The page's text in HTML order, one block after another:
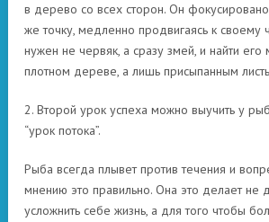
в дерево со всех сторон. Он
же точку, медленно продвигаясь к своему
нужен не червяк, а сразу змей, и найти
плотном дереве, а лишь присыпанным
2. Второй урок успеха можно выучить у
“урок потока”.
Рыба всегда плывет против течения и
мнению это правильно. Она это делает не
усложнить себе жизнь, а для того чтобы